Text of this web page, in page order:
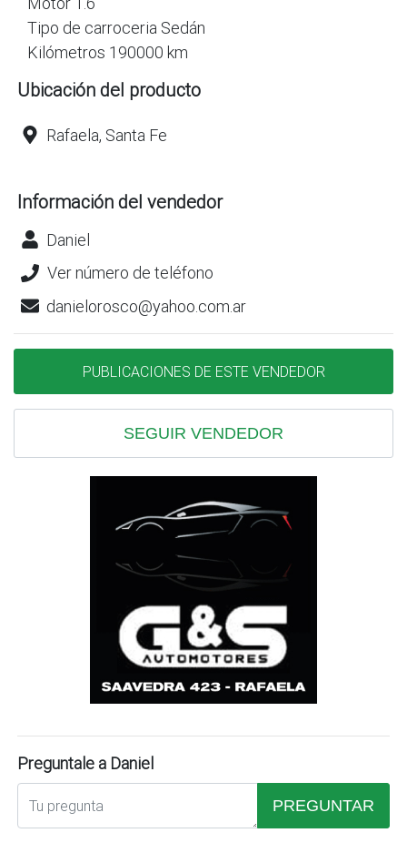
Tipo de carroceria Sedán
Kilómetros 190000 km
Ubicación del producto
Rafaela, Santa Fe
Información del vendedor
Daniel
Ver número de teléfono
danielorosco@yahoo.com.ar
PUBLICACIONES DE ESTE VENDEDOR
SEGUIR VENDEDOR
Preguntale a Daniel
PREGUNTAR